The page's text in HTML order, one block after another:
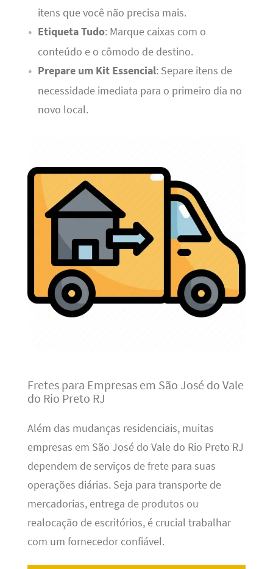
itens que você não precisa mais.
Etiqueta Tudo: Marque caixas com o
conteúdo e o cômodo de destino.
Prepare um Kit Essencial: Separe itens de
necessidade imediata para o primeiro dia no
novo local.
Fretes para Empresas em São José do Vale
do Rio Preto RJ
Além das mudanças residenciais, muitas
empresas em São José do Vale do Rio Preto RJ
dependem de serviços de frete para suas
operações diárias. Seja para transporte de
mercadorias, entrega de produtos ou
realocação de escritórios, é crucial trabalhar
com um fornecedor confiável.